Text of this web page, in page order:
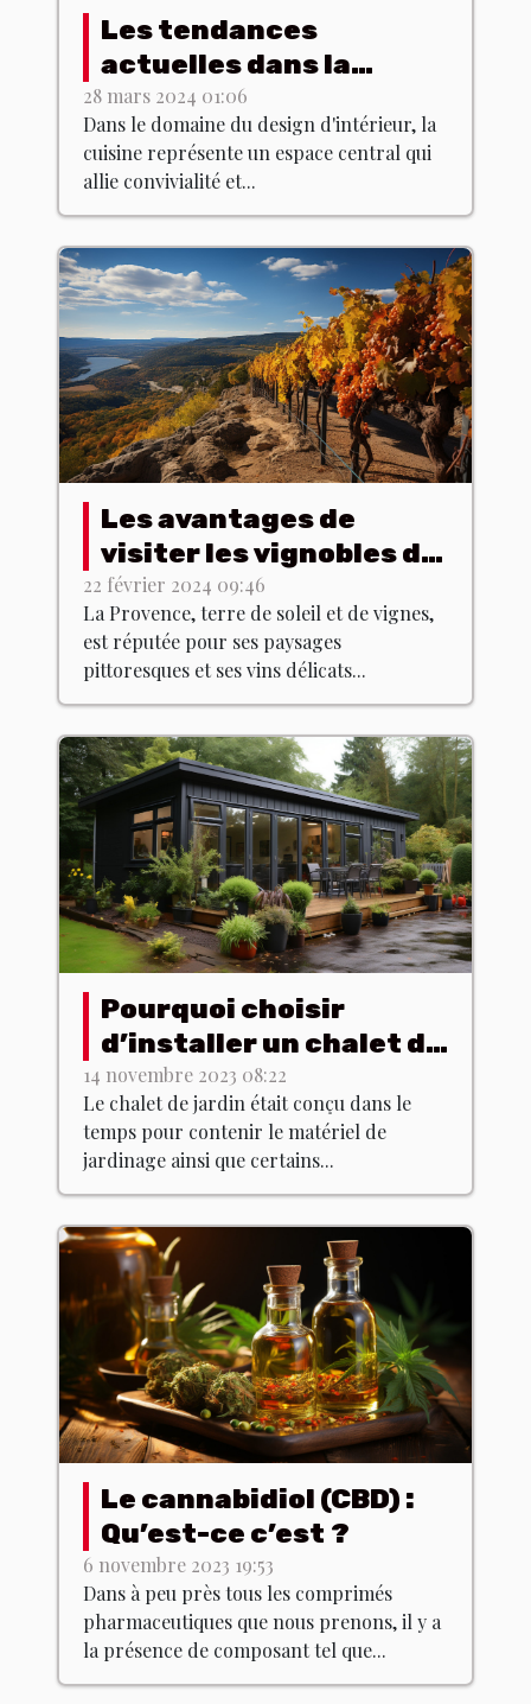
Les tendances
actuelles dans la
conception de cuisines
modernes : Comment
allier fonctionnalité et
28 mars 2024 01:06
Dans le domaine du design d'intérieur, la
cuisine représente un espace central qui
allie convivialité et...
Les avantages de
visiter les vignobles de
Provence hors saison
22 février 2024 09:46
La Provence, terre de soleil et de vignes,
est réputée pour ses paysages
pittoresques et ses vins délicats...
Pourquoi choisir
d’installer un chalet de
jardin chez soi ?
14 novembre 2023 08:22
Le chalet de jardin était conçu dans le
temps pour contenir le matériel de
jardinage ainsi que certains...
Le cannabidiol (CBD) :
Qu’est-ce c’est ?
6 novembre 2023 19:53
Dans à peu près tous les comprimés
pharmaceutiques que nous prenons, il y a
la présence de composant tel que...